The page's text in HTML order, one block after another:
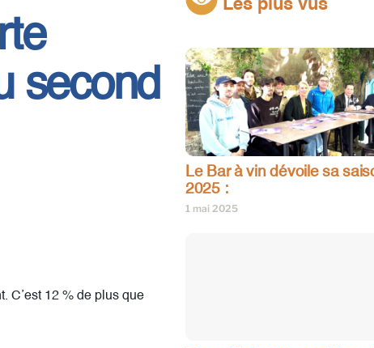
second
C’est 12 % de plus que
Les plus vus
Le Bar à vin dévoile sa
2025 :
1 mai 2025